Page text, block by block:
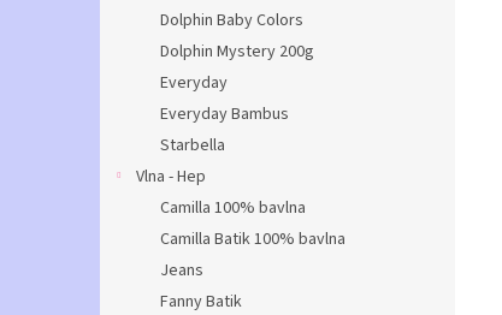
Dolphin Baby Colors
Dolphin Mystery 200g
Everyday
Everyday Bambus
Starbella
Vlna - Hep
Camilla 100% bavlna
Camilla Batik 100% bavlna
Jeans
Fanny Batik